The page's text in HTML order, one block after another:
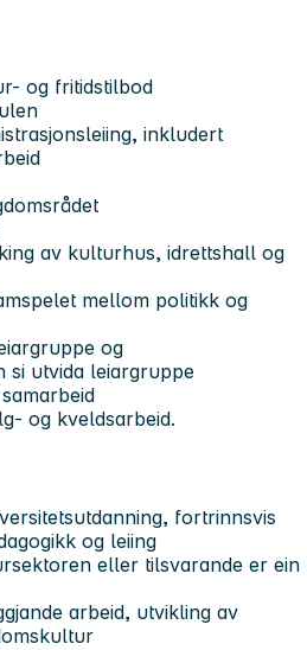
og fritidstilbod
inkludert
av kulturhus, idrettshall og
mellom politikk og
og
si utvida leiargruppe
og kveldsarbeid.
fortrinnsvis
og leiing
eller tilsvarande er ein
arbeid, utvikling av